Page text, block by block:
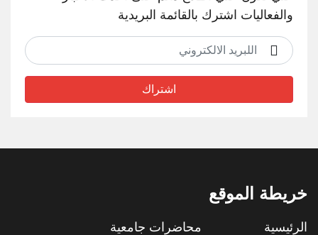
والفعاليات اشترك بالقائمة البريدية
اشتراك
خريطة الموقع
الرئيسية
محاضرات جامعية